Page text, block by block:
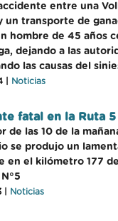
entre una
un transporte de
hombre de 45 años
dejando a las
las causas del
| Noticias
fatal en la Ruta 5
de las 10 de la
se produjo un
en el kilómetro 177
| Noticias